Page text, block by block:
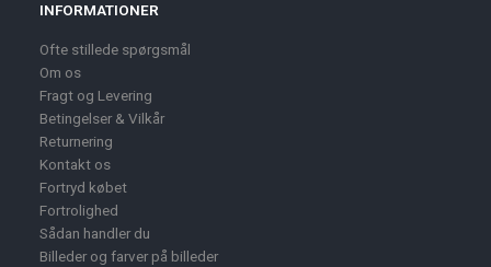
INFORMATIONER
Ofte stillede spørgsmål
Om os
Fragt og Levering
Betingelser & Vilkår
Returnering
Kontakt os
Fortryd købet
Fortrolighed
Sådan handler du
Billeder og farver på billeder